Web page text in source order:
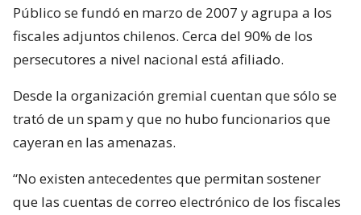
Público se fundó en marzo de 2007 y agrupa a los
fiscales adjuntos chilenos. Cerca del 90% de los
persecutores a nivel nacional está afiliado.
Desde la organización gremial cuentan que sólo se
trató de un spam y que no hubo funcionarios que
cayeran en las amenazas.
“No existen antecedentes que permitan sostener
que las cuentas de correo electrónico de los fiscales